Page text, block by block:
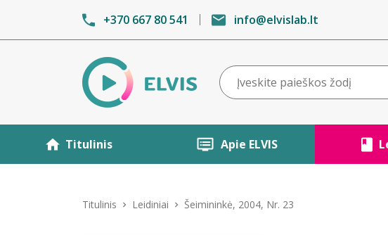
+370 667 80 541 info@elvislab.lt
Titulinis Apie ELVIS
Titulinis Leidiniai Šeimininkė, 2004, Nr. 23